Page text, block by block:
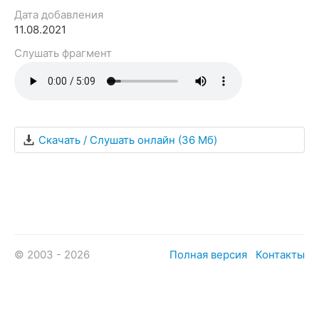
Дата добавления
11.08.2021
Слушать фрагмент
Скачать / Слушать онлайн (36 Мб)
© 2003 - 2026 Полная версия Контакты